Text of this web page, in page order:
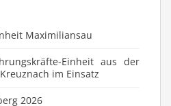
Maximiliansau
Einheit aus der
im Einsatz
2026